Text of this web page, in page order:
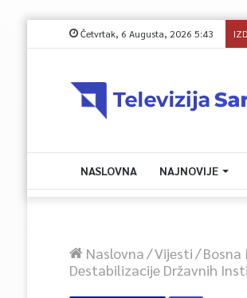
Četvrtak, 6 Augusta, 2026 5:43
NASLOVNA NAJNOVIJE
Naslovna/Vijesti/Bosna
Destabilizacije Državnih